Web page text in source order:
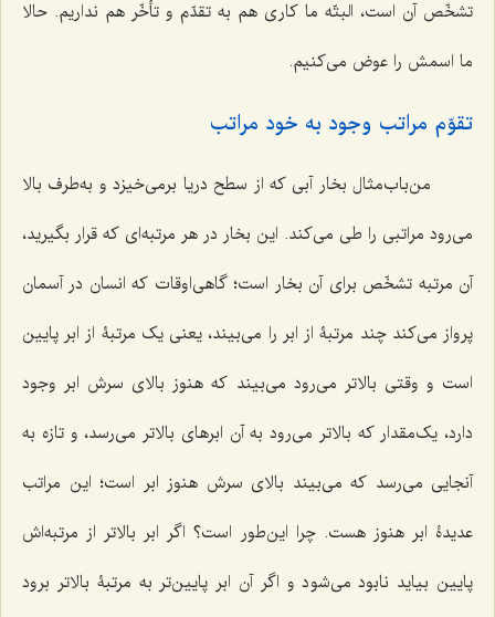
تشخّص آن است، البتّه ما کاری هم به تقدّم و تأخّر هم نداریم. حالا
ما اسمش را عوض می‌کنیم.
تقوّم مراتب وجود به خود مراتب
من‌باب‌مثال بخار آبی که از سطح دریا برمی‌خیزد و به‌طرف بالا
می‌رود مراتبی را طی می‌کند. این بخار در هر مرتبه‌ای که قرار بگیرید،
آن مرتبه تشخّص برای آن بخار است؛ گاهی‌اوقات که انسان در آسمان
پرواز می‌کند چند مرتبۀ از ابر را می‌بیند، یعنی یک مرتبۀ از ابر پایین
است و وقتی بالاتر می‌رود می‌بیند که هنوز بالای سرش ابر وجود
دارد، یک‌مقدار که بالاتر می‌رود به آن ابرهای بالاتر می‌رسد، و تازه به
آنجایی می‌رسد که می‌بیند بالای سرش هنوز ابر است؛ این مراتب
عدیدۀ ابر هنوز هست. چرا این‌طور است؟ اگر ابر بالاتر از مرتبه‌اش
پایین بیاید نابود می‌شود و اگر آن ابر پایین‌تر به مرتبۀ بالاتر برود